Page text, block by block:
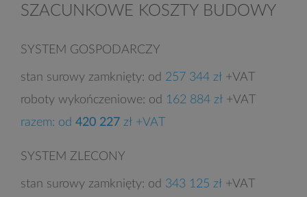
SZACUNKOWE KOSZTY BUDOWY
SYSTEM GOSPODARCZY
stan surowy zamknięty: od 257 344 zł +VAT
roboty wykończeniowe: od 162 884 zł +VAT
razem: od 420 227 zł +VAT
SYSTEM ZLECONY
stan surowy zamknięty: od 343 125 zł +VAT